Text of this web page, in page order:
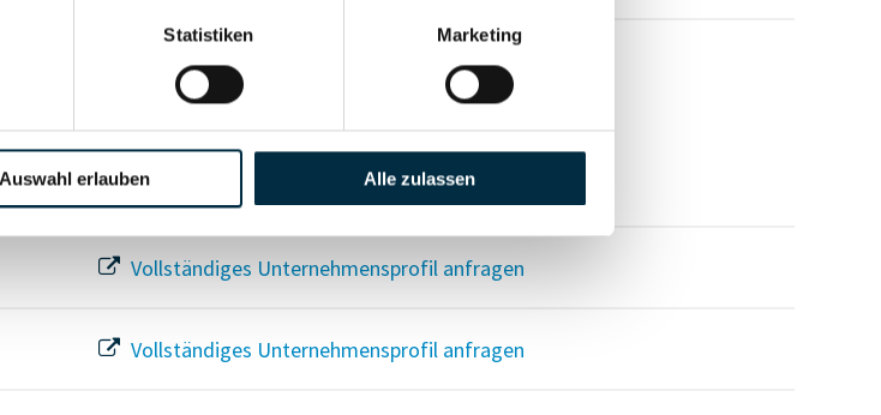
Statistiken Marketing
Auswahl erlauben Alle zulassen
Vollständiges Unternehmensprofil anfragen
Vollständiges Unternehmensprofil anfragen
Vollständiges Unternehmensprofil anfragen